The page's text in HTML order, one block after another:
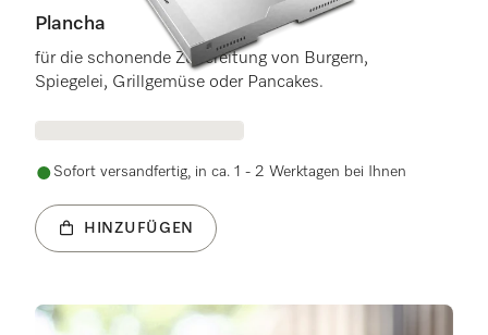
Plancha
für die schonende Zubereitung von Burgern,
Spiegelei, Grillgemüse oder Pancakes.
Sofort versandfertig, in ca. 1 - 2 Werktagen bei Ihnen
HINZUFÜGEN